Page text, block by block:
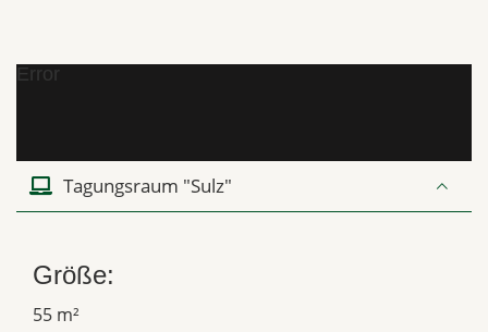
Error
Tagungsraum "Sulz"
Größe:
55 m²